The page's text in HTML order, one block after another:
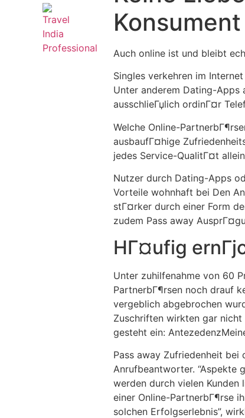
Auch online ist und bleibt
Singles verkehren im
Unter anderem Dating-Apps
ausschlieГџlich ordinГ¤r
Welche Online-
ausbaufГ¤hige
jedes Service-QualitГ¤t
Nutzer durch Dating-Apps
Vorteile wohnhaft bei Den
stГ¤rker durch einer Form
zudem Pass away
HГ¤ufig
Unter zuhilfenahme von 60
PartnerbГ¶rsen noch drauf
vergeblich abgebrochen
Zuschriften wirkten gar nicht
gesteht ein:
Pass away Zufriedenheit
Anrufbeantworter. “Aspekte
werden durch vielen Kunden
einer Online-PartnerbГ¶rse
solchen Erfolgserlebnis”,